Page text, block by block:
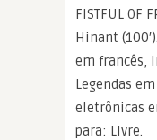
FISTFUL OF
Hinant
em francês,
Legendas
eletrônicas
para: Livre.